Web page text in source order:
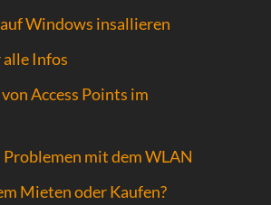
Windows insallieren
Infos
Access Points im
Problemen mit dem WLAN
Mieten oder Kaufen?